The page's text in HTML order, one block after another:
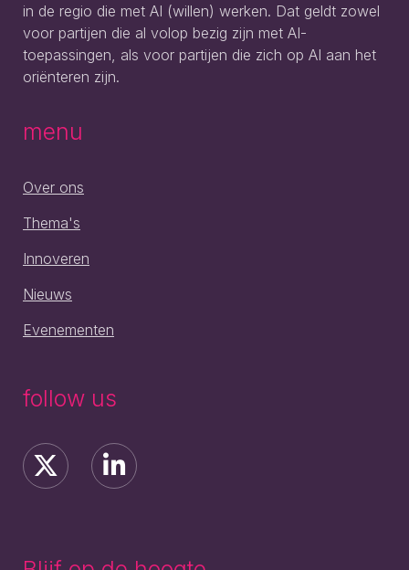
in de regio die met AI (willen) werken. Dat geldt zowel
voor partijen die al volop bezig zijn met AI-
toepassingen, als voor partijen die zich op AI aan het
oriënteren zijn.
menu
Over ons
Thema's
Innoveren
Nieuws
Evenementen
follow us